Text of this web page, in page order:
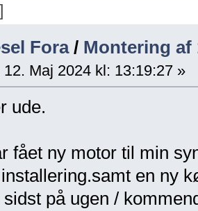
]
Fora/ Montering af
12. Maj 2024 kl: 13:19:27 »
ude.
fået ny motor til min
en ny
på ugen /